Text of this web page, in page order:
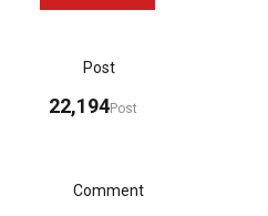
Post
22,194Post
Comment